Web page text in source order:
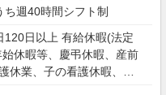
ち週40時間シフト制
日以上 有給休暇(法定
休暇等、慶弔休暇、産前
休業、子の看護休暇、介